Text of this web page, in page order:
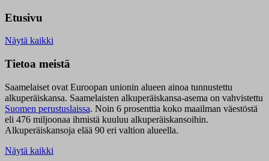
Etusivu
Näytä kaikki
Tietoa meistä
Saamelaiset ovat Euroopan unionin alueen ainoa tunnustettu
alkuperäiskansa. Saamelaisten alkuperäiskansa-asema on vahvistettu
Suomen perustuslaissa. Noin 6 prosenttia koko maailman väestöstä
eli 476 miljoonaa ihmistä kuuluu alkuperäiskansoihin.
Alkuperäiskansoja elää 90 eri valtion alueella.
Näytä kaikki